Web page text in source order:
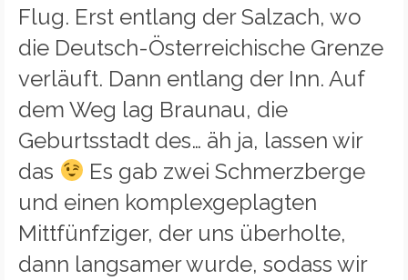
Flug. Erst entlang der Salzach, wo
die Deutsch-Österreichische Grenze
verläuft. Dann entlang der Inn. Auf
dem Weg lag Braunau, die
Geburtsstadt des… äh ja, lassen wir
das
Es gab zwei Schmerzberge
und einen komplexgeplagten
Mittfünfziger, der uns überholte,
dann langsamer wurde, sodass wir